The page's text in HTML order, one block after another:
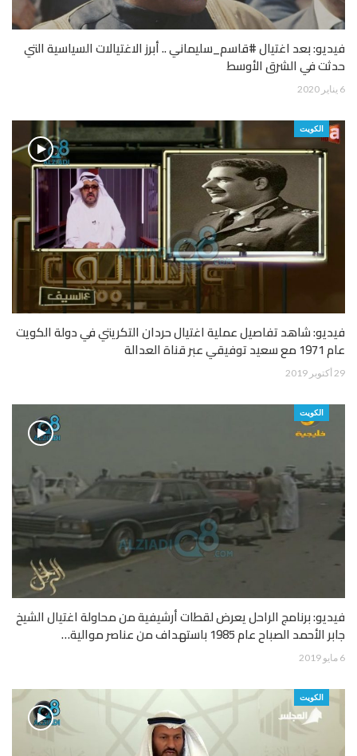
فيديو: بعد اغتيال #قاسم_سليماني .. أبرز الاغتيالات السياسية التي
حدثت في الشرق الأوسط
6 يناير 2020
الكويت
فيديو: شاهد تفاصيل عملية اغتيال حردان التكريتي في دولة الكويت
عام 1971 مع سعيد توفيقي عبر قناة العدالة
29 أكتوبر 2019
الكويت
فيديو: برنامج الراحل يعرض لقطات أرشيفية من محاولة اغتيال الشيخ
جابر الأحمد الصباح عام 1985 باستهداف من عناصر موالية…
6 مايو 2019
الكويت